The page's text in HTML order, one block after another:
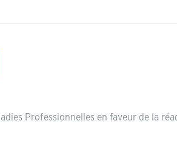
Professionnelles en faveur de la